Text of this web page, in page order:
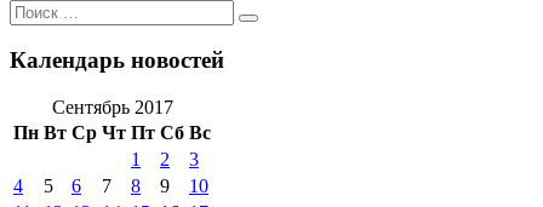
Поиск
по:
Поиск
Календарь новостей
Сентябрь 2017
Пн Вт Ср Чт Пт Сб Вс
1
2
3
4
5 6 7 8 9
10